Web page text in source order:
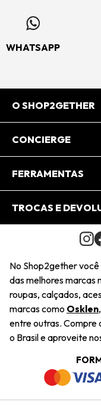
WHATSAPP
O SHOP2GETHER
Sobre Nós
Journal
Saiu na Mídia
Sustentabilidade
Navegando
Termos e Condições
Trabalhe Conosco
CONCIERGE
Central de
Regulamento e
FERRAMENTAS
Minha Conta
Pedido de Presente
Wishlist
TROCAS E
Condições Gerais
Troca Fácil
Restituição de
Dúvidas Frequentes
Termos e Condições
Política de
No Shop2gether
das melhores marcas
roupas, calçados,
marcas como Osklen,
entre outras. Compre
o Brasil e aproveite